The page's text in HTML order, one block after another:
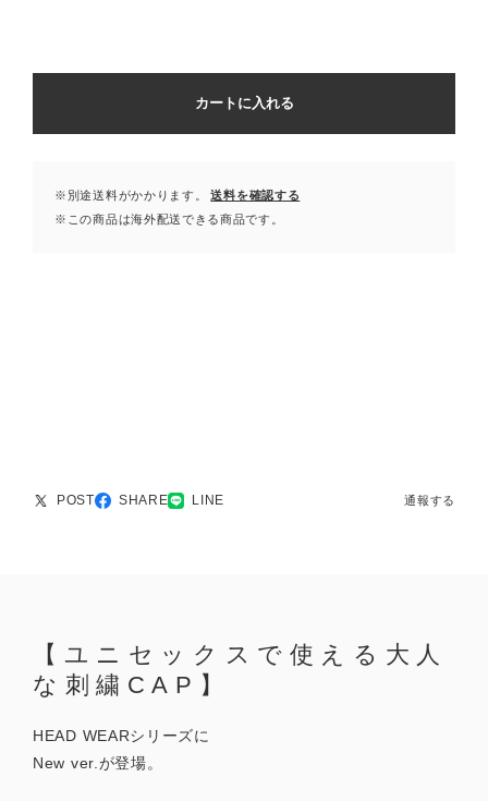
カートに入れる
※別途送料がかかります。
送料を確認する
※この商品は海外配送できる商品です。
POST SHARE LINE 通報する
【ユニセックスで使える大人
な刺繍CAP】
HEAD WEARシリーズに
New ver.が登場。